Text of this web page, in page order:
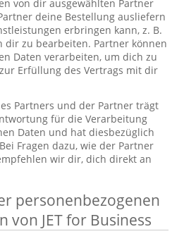
von dir ausgewählten Partner
deine Bestellung ausliefern
erbringen kann, z. B.
dir zu bearbeiten. Partner können
Daten verarbeiten, um dich zu
Erfüllung des Vertrags mit dir
Partners und der Partner trägt
für die Verarbeitung
Daten und hat diesbezüglich
Fragen dazu, wie der Partner
wir dir, dich direkt an
personenbezogenen
von JET for Business